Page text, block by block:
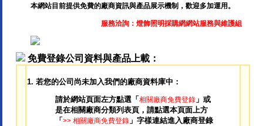
本網站目前提供免費的廠商資訊與產品展示機制，歡迎多加運用。
服務洽詢： 燈飾照明採購網網站服務與維護組
免費登錄公司資料與產品上載：
1. 若您的公司尚未加入我們的廠商資料庫中：
請於網站頁面左方點選「 相關廠商免費登錄」或
是在相關廠商分類列表頁，請點選本頁面上方
「 >> 相關廠商免費登錄」字樣連結進入廠商登錄